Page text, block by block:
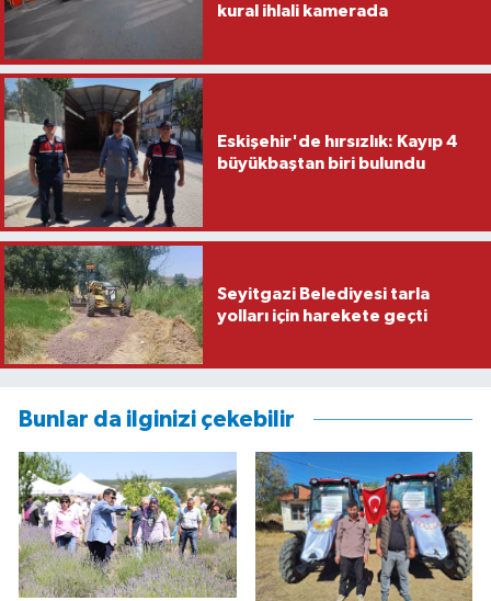
kural ihlali kamerada
Eskişehir'de hırsızlık: Kayıp 4
büyükbaştan biri bulundu
Seyitgazi Belediyesi tarla
yolları için harekete geçti
Bunlar da ilginizi çekebilir